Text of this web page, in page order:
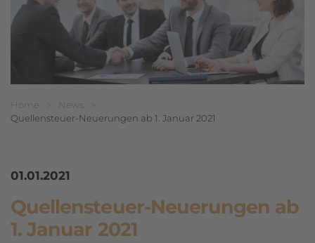
Breadcrumbnavigation
Sie befinden sich hier:
Home News
Quellensteuer-Neuerungen ab 1. Januar 2021
01.01.2021
Quellensteuer-Neuerungen ab
1. Januar 2021